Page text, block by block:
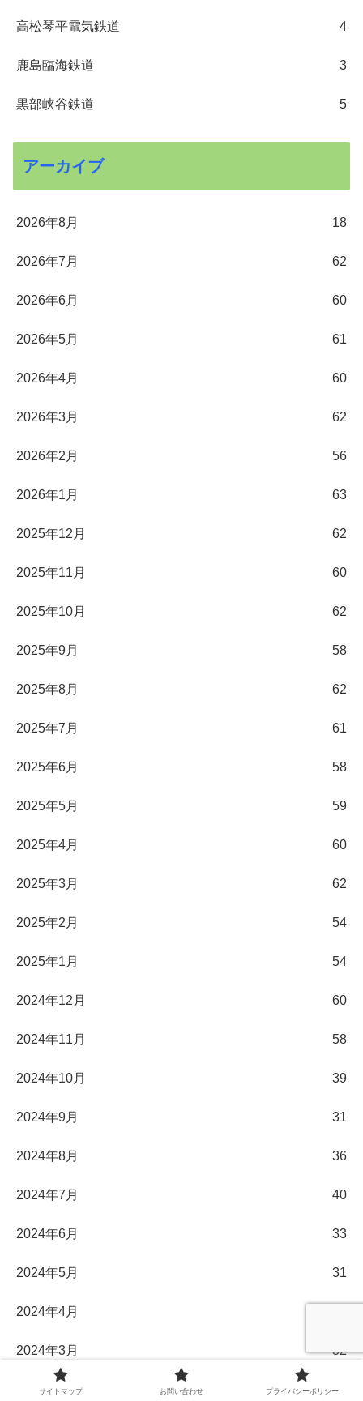
高松琴平電気鉄道 4
鹿島臨海鉄道 3
黒部峡谷鉄道 5
アーカイブ
2026年8月 18
2026年7月 62
2026年6月 60
2026年5月 61
2026年4月 60
2026年3月 62
2026年2月 56
2026年1月 63
2025年12月 62
2025年11月 60
2025年10月 62
2025年9月 58
2025年8月 62
2025年7月 61
2025年6月 58
2025年5月 59
2025年4月 60
2025年3月 62
2025年2月 54
2025年1月 54
2024年12月 60
2024年11月 58
2024年10月 39
2024年9月 31
2024年8月 36
2024年7月 40
2024年6月 33
2024年5月 31
2024年4月
2024年3月 32
2024年2月 29
サイトマップ お問い合わせ プライバシーポリシー